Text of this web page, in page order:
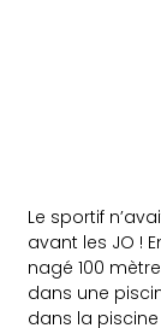
Le sportif
avant les JO !
nagé 100
dans une
dans la